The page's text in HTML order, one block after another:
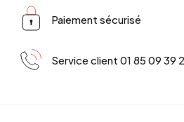
Paiement sécurisé
Service client 01 85 09 39